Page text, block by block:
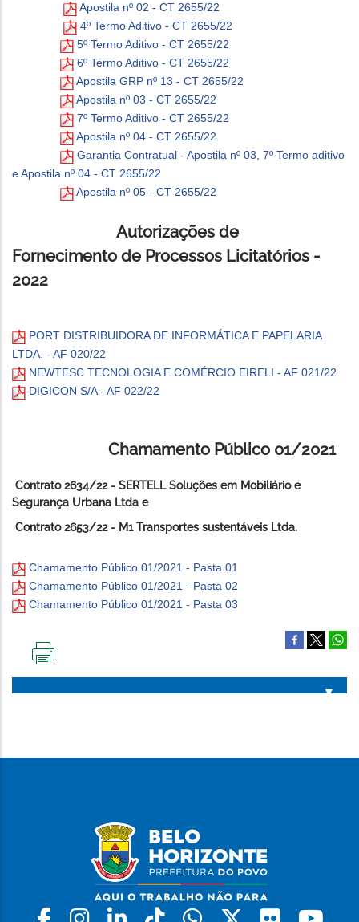
Apostila nº 02 - CT 2655/22
4º Termo Aditivo - CT 2655/22
5º Termo Aditivo - CT 2655/22
6º Termo Aditivo - CT 2655/22
Apostila GRP nº 13 - CT 2655/22
Apostila nº 03 - CT 2655/22
7º Termo Aditivo - CT 2655/22
Apostila nº 04 - CT 2655/22
Garantia Contratual - Apostila nº 03, 7º Termo aditivo
e Apostila nº 04 - CT 2655/22
Apostila nº 05 - CT 2655/22
Autorizações de
Fornecimento de Processos Licitatórios -
2022
PORT DISTRIBUIDORA DE INFORMÁTICA E PAPELARIA
LTDA. - AF 020/22
NEWTESC TECNOLOGIA E COMÉRCIO EIRELI - AF 021/22
DIGICON S/A - AF 022/22
Chamamento Público 01/2021
Contrato 2634/22 - SERTELL Soluções em Mobiliário e
Segurança Urbana Ltda e
Contrato 2653/22 - M1 Transportes sustentáveis Ltda.
Chamamento Público 01/2021 - Pasta 01
Chamamento Público 01/2021 - Pasta 02
Chamamento Público 01/2021 - Pasta 03
PÁGINA